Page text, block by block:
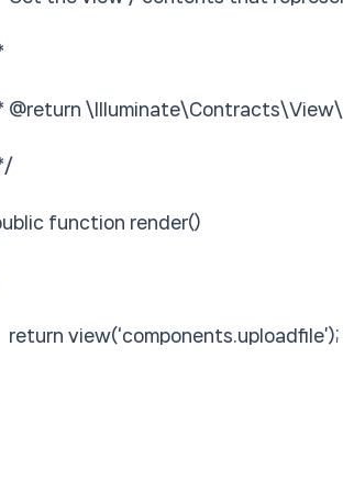
function render()
view(‘components.uploadfile’);